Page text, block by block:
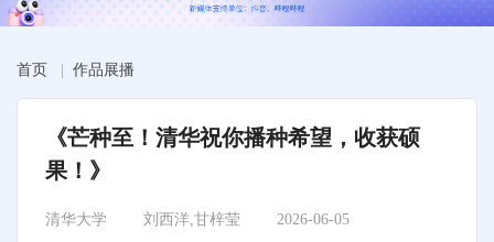
首页 作品展播
《芒种至！清华祝你播种希望，收获硕
果！》
清华大学 刘西洋,甘梓莹 2026-06-05